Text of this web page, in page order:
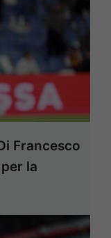
Francesco
la